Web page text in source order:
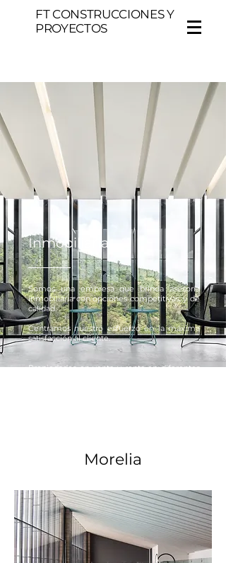
FT CONSTRUCCIONES Y
PROYECTOS
Inmobiliaria
Somos una empresa que brinda asesoría
inmobiliaria con opciones competitivas, y de
calidad.
Centramos nuestro esfuerzo en la máxima
satisfacción al cliente.
Propiedades en venta y renta en diferentes
Morelia